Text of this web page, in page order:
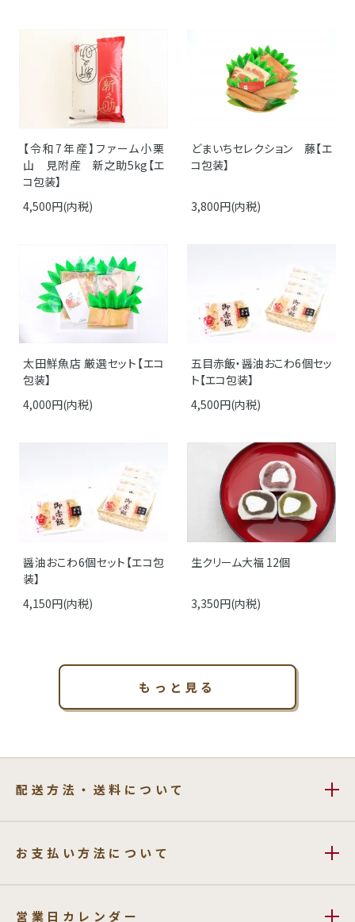
【令和7年産】ファーム小栗
山 見附産 新之助5kg【エ
コ包装】
4,500円(内税)
どまいちセレクション 藤【エ
コ包装】
3,800円(内税)
太田鮮魚店 厳選セット【エコ
包装】
4,000円(内税)
五目赤飯・醤油おこわ6個セッ
ト【エコ包装】
4,500円(内税)
醤油おこわ6個セット【エコ包
装】
4,150円(内税)
生クリーム大福 12個
3,350円(内税)
もっと見る
配送方法・送料について
お支払い方法について
営業日カレンダー